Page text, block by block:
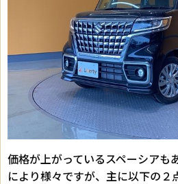
価格が上がっているスペーシアも
により様々ですが、主に以下の２